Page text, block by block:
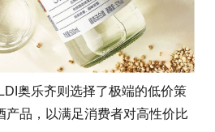
奥乐齐则选择了极端的低价策
产品，以满足消费者对高性价比